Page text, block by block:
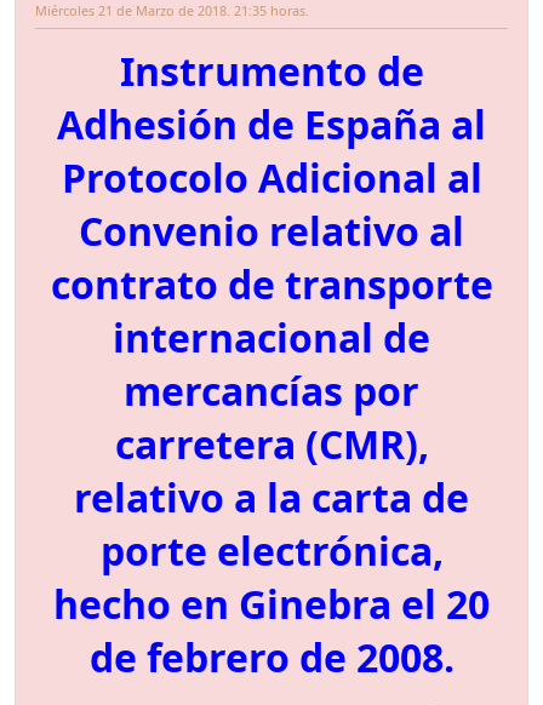
Miércoles 21 de Marzo de 2018. 21:35 horas.
Instrumento de
Adhesión de España al
Protocolo Adicional al
Convenio relativo al
contrato de transporte
internacional de
mercancías por
carretera (CMR),
relativo a la carta de
porte electrónica,
hecho en Ginebra el 20
de febrero de 2008.